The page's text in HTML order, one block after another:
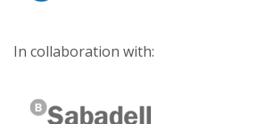
In collaboration with: